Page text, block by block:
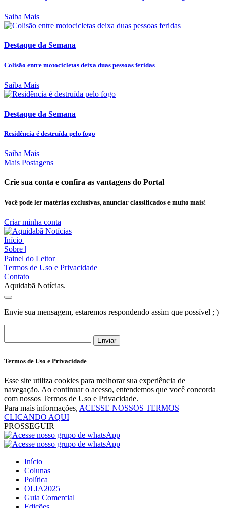
Saiba Mais
Destaque da Semana
Colisão entre motocicletas deixa duas pessoas feridas
Saiba Mais
Destaque da Semana
Residência é destruída pelo fogo
Saiba Mais
Mais Postagens
Crie sua conta e confira as vantagens do Portal
Você pode ler matérias exclusivas, anunciar classificados e muito mais!
Criar minha conta
Início |
Sobre |
Painel do Leitor |
Termos de Uso e Privacidade |
Contato
Aquidabã Notícias.
Envie sua mensagem, estaremos respondendo assim que possível ; )
Enviar
Termos de Uso e Privacidade
Esse site utiliza cookies para melhorar sua experiência de
navegação. Ao continuar o acesso, entendemos que você concorda
com nossos Termos de Uso e Privacidade.
Para mais informações, ACESSE NOSSOS TERMOS
CLICANDO AQUI
PROSSEGUIR
Início
Colunas
Política
OLIA2025
Guia Comercial